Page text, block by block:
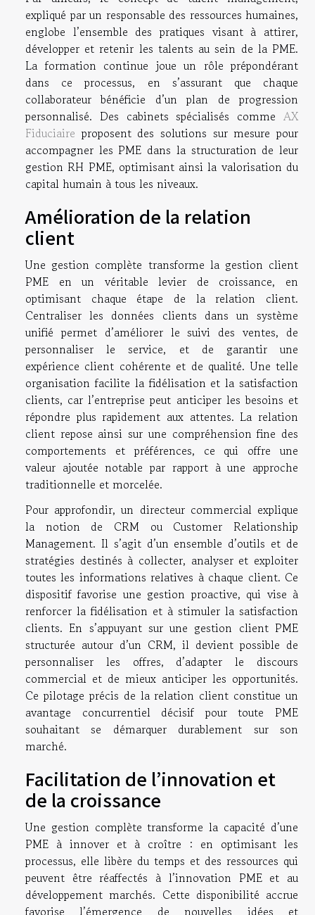
expliqué par un responsable des ressources humaines,
englobe l’ensemble des pratiques visant à attirer,
développer et retenir les talents au sein de la PME.
La formation continue joue un rôle prépondérant
dans ce processus, en s’assurant que chaque
collaborateur bénéficie d’un plan de progression
personnalisé. Des cabinets spécialisés comme AX
Fiduciaire proposent des solutions sur mesure pour
accompagner les PME dans la structuration de leur
gestion RH PME, optimisant ainsi la valorisation du
capital humain à tous les niveaux.
Amélioration de la relation
client
Une gestion complète transforme la gestion client
PME en un véritable levier de croissance, en
optimisant chaque étape de la relation client.
Centraliser les données clients dans un système
unifié permet d’améliorer le suivi des ventes, de
personnaliser le service, et de garantir une
expérience client cohérente et de qualité. Une telle
organisation facilite la fidélisation et la satisfaction
clients, car l’entreprise peut anticiper les besoins et
répondre plus rapidement aux attentes. La relation
client repose ainsi sur une compréhension fine des
comportements et préférences, ce qui offre une
valeur ajoutée notable par rapport à une approche
traditionnelle et morcelée.
Pour approfondir, un directeur commercial explique
la notion de CRM ou Customer Relationship
Management. Il s’agit d’un ensemble d’outils et de
stratégies destinés à collecter, analyser et exploiter
toutes les informations relatives à chaque client. Ce
dispositif favorise une gestion proactive, qui vise à
renforcer la fidélisation et à stimuler la satisfaction
clients. En s’appuyant sur une gestion client PME
structurée autour d’un CRM, il devient possible de
personnaliser les offres, d’adapter le discours
commercial et de mieux anticiper les opportunités.
Ce pilotage précis de la relation client constitue un
avantage concurrentiel décisif pour toute PME
souhaitant se démarquer durablement sur son
marché.
Facilitation de l’innovation et
de la croissance
Une gestion complète transforme la capacité d’une
PME à innover et à croître : en optimisant les
processus, elle libère du temps et des ressources qui
peuvent être réaffectés à l’innovation PME et au
développement marchés. Cette disponibilité accrue
favorise l’émergence de nouvelles idées et